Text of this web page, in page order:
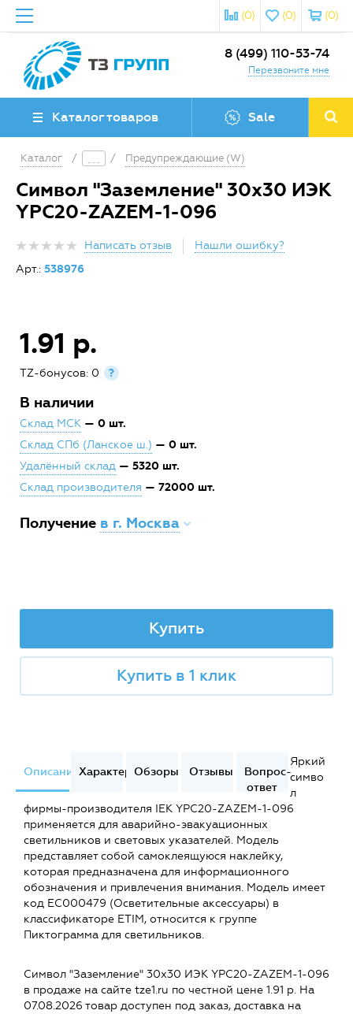
(0)
(0)
(0)
8 (499) 110-53-74
Перезвоните мне
Каталог товаров Sale
Каталог / / Предупреждающие (W)
Символ "Заземление" 30х30 ИЭК
YPC20-ZAZEM-1-096
Написать отзыв
Нашли ошибку?
Арт.: 538976
1.91 р.
TZ-бонусов: 0 ?
В наличии
Склад МСК — 0 шт.
Склад СПб (Ланское ш.) — 0 шт.
Удалённый склад — 5320 шт.
Склад производителя — 72000 шт.
Получение в г. Москва
Купить
Купить в 1 клик
ОписаниеХарактеристики
Обзоры Отзывы
Вопрос-
ответ
Яркий
симво
л
фирмы-производителя IEK YPC20-ZAZEM-1-096
применяется для аварийно-эвакуационных
светильников и световых указателей. Модель
представляет собой самоклеящуюся наклейку,
которая предназначена для информационного
обозначения и привлечения внимания. Модель имеет
код EC000479 (Осветительные аксессуары) в
классификаторе ETIM, относится к группе
Пиктограмма для светильников.
Символ "Заземление" 30х30 ИЭК YPC20-ZAZEM-1-096
в продаже на сайте tze1.ru по честной цене 1.91 р. На
07.08.2026 товар доступен под заказ, доставка на